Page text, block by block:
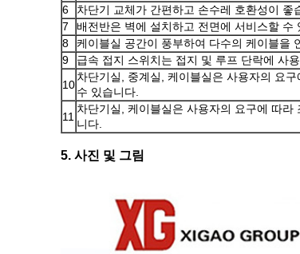
6
차단기 교체가 간편하고 손수레 호환성이 좋
7
배전반은 벽에 설치하고 전면에 서비스할 수
8
케이블실 공간이 풍부하여 다수의 케이블을
9
급속 접지 스위치는 접지 및 루프 단락에 사
10
차단기실, 중계실, 케이블실은 사용자의 요
수 있습니다.
11
차단기실, 케이블실은 사용자의 요구에 따
니다.
5. 사진 및 그림